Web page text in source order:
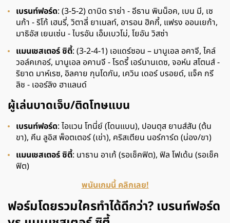
เบรนท์ฟอร์ด: (3-5-2) ดาบิด ราย่า - อีธาน พินน็อค, เบน มี, เซ
นก้า - ริโก้ เฮนรี่, วิตาลี่ ยาเนลท์, อารอน ฮิคกี้, แฟรง ออนเยก้า,
มาธิอัส เยนเซ่น - ไบรอัน เอ็มเบวโม่, โยอัน วิสซ่า
แมนเชสเตอร์ ซิตี้: (3-2-4-1) เอแดร์ซอน – มานูเอล อคาจี, ไคล์
วอล์คเกอร์, มานูเอล อคานจี - โรดรี้ เอร์นานเดซ, จอห์น สโตนส์ -
ริยาด มาห์เรซ, อิลคาย กุนโดกัน, เควิน เดอร์ บรอยด์, แจ็ค กรี
ลิช - เออร์ลิง ฮาแลนด์
ผู้เล่นบาดเจ็บ/ติดโทษแบน
เบรนท์ฟอร์ด: ไอแวน โทนี่ย์ (โดนแบน), ปอนตุส ยานส์สัน (ต้น
ขา), คีน ลูอิส พ็อตเตอร์ (เข่า), คริสเตียน นอร์การ์ด (น่อง/ขา)
แมนเชสเตอร์ ซิตี้: นาธาน อาเก้ (รอเช็คฟิต), ฟิล โฟเด้น (รอเช็ค
ฟิต)
พนันเกมนี้ คลิกเลย!
ฟอร์มโดยรวมใครทำได้ดีกว่า? เบรนท์ฟอร์ด